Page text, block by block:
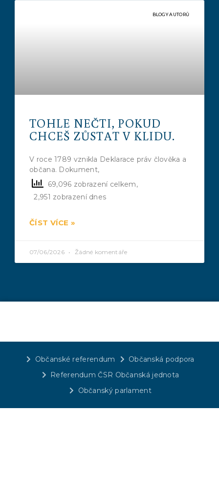
BLOGY AUTORŮ
TOHLE NEČTI, POKUD
CHCEŠ ZŮSTAT V KLIDU.
V roce 1789 vznikla Deklarace práv člověka a
občana. Dokument,
69,096 zobrazení celkem,
2,951 zobrazení dnes
ČÍST VÍCE »
07/06/2026 Žádné komentáře
Občanské referendum
Občanská podpora
Referendum ČSR Občanská jednota
Občanský parlament